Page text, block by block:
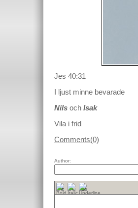
Jes 40:31
I ljust minne bevarade
Nils och Isak
Vila i frid
Comments(0)
Author: